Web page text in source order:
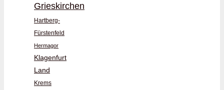
Grieskirchen
Hartberg-
Fürstenfeld
Hermagor
Klagenfurt
Land
Krems